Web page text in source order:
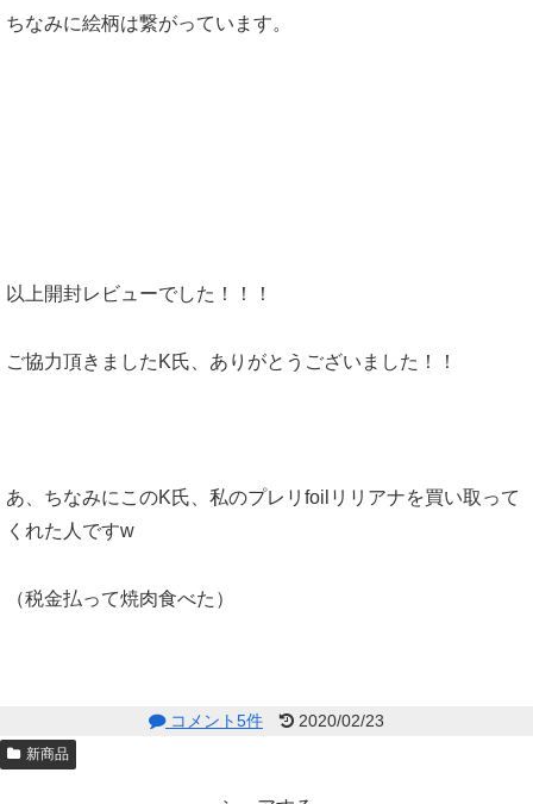
ちなみに絵柄は繋がっています。
以上開封レビューでした！！！
ご協力頂きましたK氏、ありがとうございました！！
あ、ちなみにこのK氏、私のプレリfoilリリアナを買い取って
くれた人ですw
（税金払って焼肉食べた）
コメント5件 2020/02/23
新商品